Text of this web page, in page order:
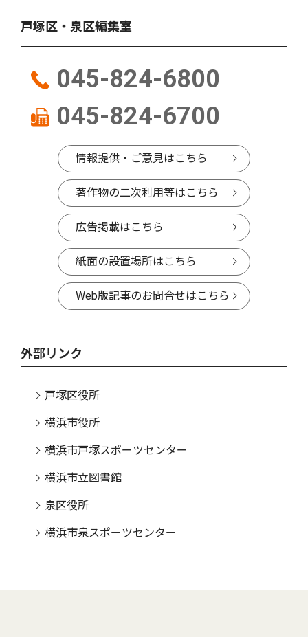
戸塚区・泉区編集室
045-824-6800
045-824-6700
情報提供・ご意見はこちら
著作物の二次利用等はこちら
広告掲載はこちら
紙面の設置場所はこちら
Web版記事のお問合せはこちら
外部リンク
戸塚区役所
横浜市役所
横浜市戸塚スポーツセンター
横浜市立図書館
泉区役所
横浜市泉スポーツセンター